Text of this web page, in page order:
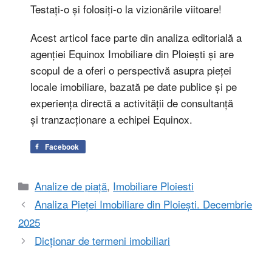
Testați-o și folosiți-o la vizionările viitoare!
Acest articol face parte din analiza editorială a
agenției Equinox Imobiliare din Ploiești și are
scopul de a oferi o perspectivă asupra pieței
locale imobiliare, bazată pe date publice și pe
experiența directă a activității de consultanță
și tranzacționare a echipei Equinox.
Facebook
Categorii
Analize de piață, Imobiliare Ploiesti
Analiza Pieței Imobiliare din Ploiești. Decembrie
2025
Dicționar de termeni imobiliari